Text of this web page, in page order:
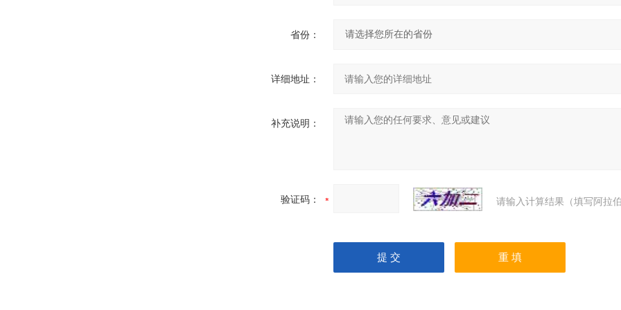
省份：
详细地址：
补充说明：
验证码： 请输入计算结果（填写阿拉